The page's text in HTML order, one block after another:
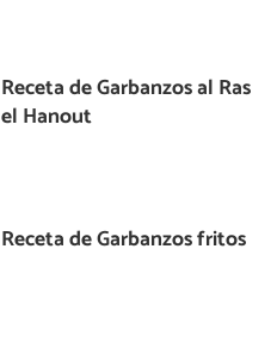
Receta de Garbanzos al Ras
el Hanout
Receta de Garbanzos fritos